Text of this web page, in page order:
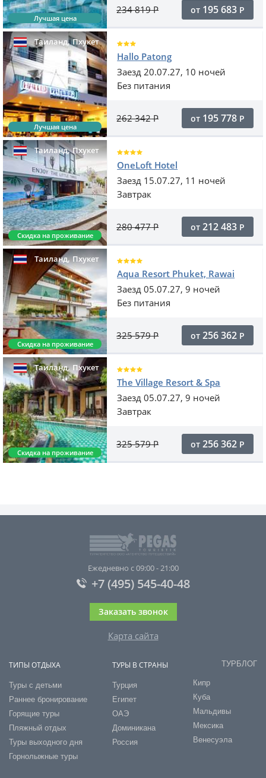
Лучшая цена
234 819Р от 195 683 Р
Таиланд,Пхукет
Лучшая цена
Hallo Patong
Заезд 20.07.27, 10 ночей
Без питания
262 342Р от 195 778 Р
Таиланд,Пхукет
Скидка на проживание
OneLoft Hotel
Заезд 15.07.27, 11 ночей
Завтрак
280 477Р от 212 483 Р
Таиланд,Пхукет
Скидка на проживание
Aqua Resort Phuket, Rawai
Заезд 05.07.27, 9 ночей
Без питания
325 579Р от 256 362 Р
Таиланд,Пхукет
Скидка на проживание
The Village Resort & Spa
Заезд 05.07.27, 9 ночей
Завтрак
325 579Р от 256 362 Р
Ежедневно с 09:00 - 21:00
+7 (495) 545-40-48
Заказать звонок
Карта сайта
ТИПЫ ОТДЫХА
Туры с детьми
Раннее бронирование
Горящие туры
Пляжный отдых
Туры выходного дня
Горнолыжные туры
ТУРЫ В СТРАНЫ
Турция
Египет
ОАЭ
Доминикана
Россия
ТУРБЛОГ
Кипр
Куба
Мальдивы
Мексика
Венесуэла